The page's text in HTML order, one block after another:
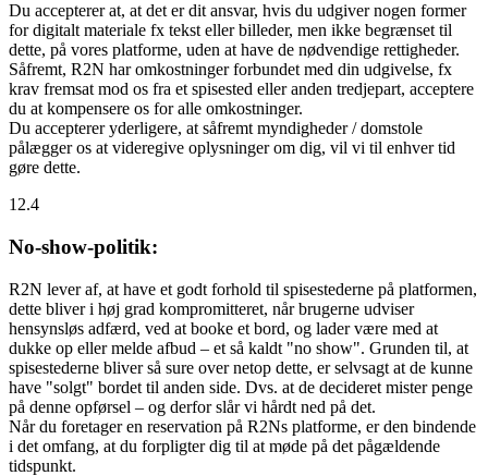
Du accepterer at, at det er dit ansvar, hvis du udgiver nogen former
for digitalt materiale fx tekst eller billeder, men ikke begrænset til
dette, på vores platforme, uden at have de nødvendige rettigheder.
Såfremt, R2N har omkostninger forbundet med din udgivelse, fx
krav fremsat mod os fra et spisested eller anden tredjepart, acceptere
du at kompensere os for alle omkostninger.
Du accepterer yderligere, at såfremt myndigheder / domstole
pålægger os at videregive oplysninger om dig, vil vi til enhver tid
gøre dette.
12.4
No-show-politik:
R2N lever af, at have et godt forhold til spisestederne på platformen,
dette bliver i høj grad kompromitteret, når brugerne udviser
hensynsløs adfærd, ved at booke et bord, og lader være med at
dukke op eller melde afbud – et så kaldt "no show". Grunden til, at
spisestederne bliver så sure over netop dette, er selvsagt at de kunne
have "solgt" bordet til anden side. Dvs. at de decideret mister penge
på denne opførsel – og derfor slår vi hårdt ned på det.
Når du foretager en reservation på R2Ns platforme, er den bindende
i det omfang, at du forpligter dig til at møde på det pågældende
tidspunkt.